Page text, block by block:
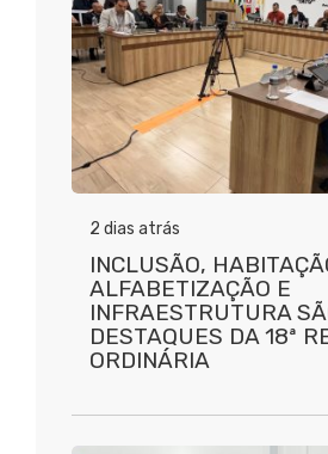
2 dias atrás
INCLUSÃO,
ALFABETIZAÇÃO E
INFRAESTRUTURA
DESTAQUES DA 18ª
ORDINÁRIA